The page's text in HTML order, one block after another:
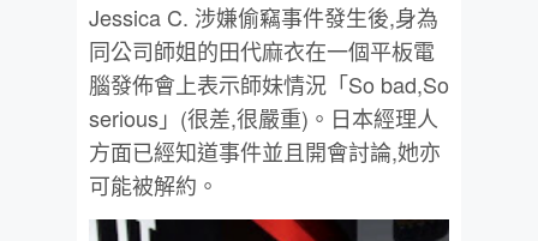
Jessica C. 涉嫌偷竊事件發生後,身為
同公司師姐的田代麻衣在一個平板電
腦發佈會上表示師妹情況「So bad,So
serious」(很差,很嚴重)。日本經理人
方面已經知道事件並且開會討論,她亦
可能被解約。